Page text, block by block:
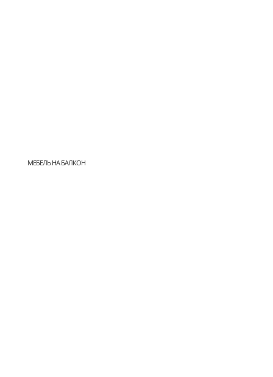
МЕБЕЛЬ НА БАЛКОН